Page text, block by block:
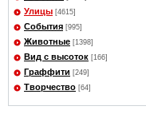
Улицы [4615]
События [995]
Животные [1398]
Вид с высоток [166]
Граффити [249]
Творчество [64]